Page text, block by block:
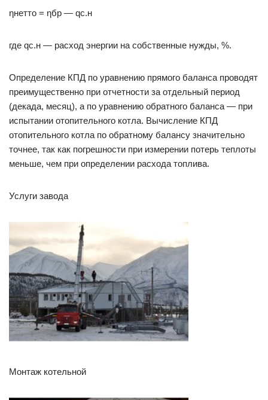
ηнетто = ηбр — qс.н
где qс.н — расход энергии на собственные нужды, %.
Определение КПД по уравнению прямого баланса проводят
преимущественно при отчетности за отдельный период
(декада, месяц), а по уравнению обратного баланса — при
испытании отопительного котла. Вычисление КПД
отопительного котла по обратному балансу значительно
точнее, так как погрешности при измерении потерь теплоты
меньше, чем при определении расхода топлива.
Услуги завода
Монтаж котельной